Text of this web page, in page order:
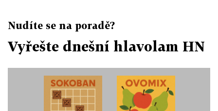
Nudíte se na poradě?
Vyřešte dnešní hlavolam HN